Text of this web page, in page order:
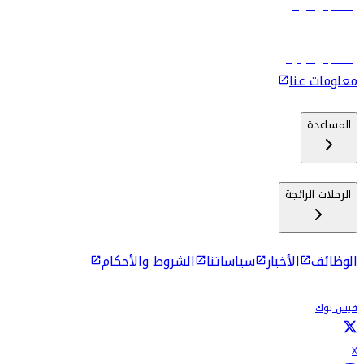
رحلات إلى الرياض
رحلات إلى مسقط
رحلات إلى ماليه
رحلات إلى كولومبو
معلومات عنا
المساعدة
الرحلات الرائجة
الوظائف الأخبار سياساتنا الشروط والأحكام
فيس بوك
X